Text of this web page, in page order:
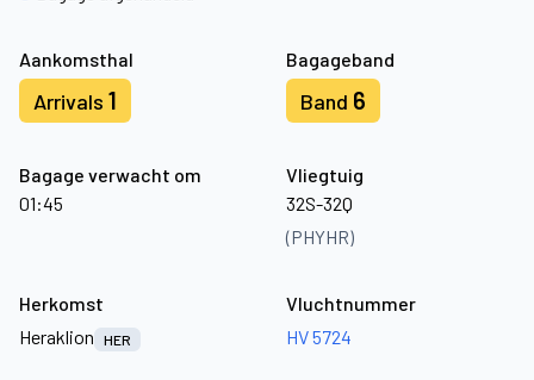
Aankomsthal
Arrivals 1
Bagageband
Band 6
Bagage verwacht om
01:45
Vliegtuig
32S-32Q
(PHYHR)
Herkomst
Heraklion
HER
Vluchtnummer
HV 5724